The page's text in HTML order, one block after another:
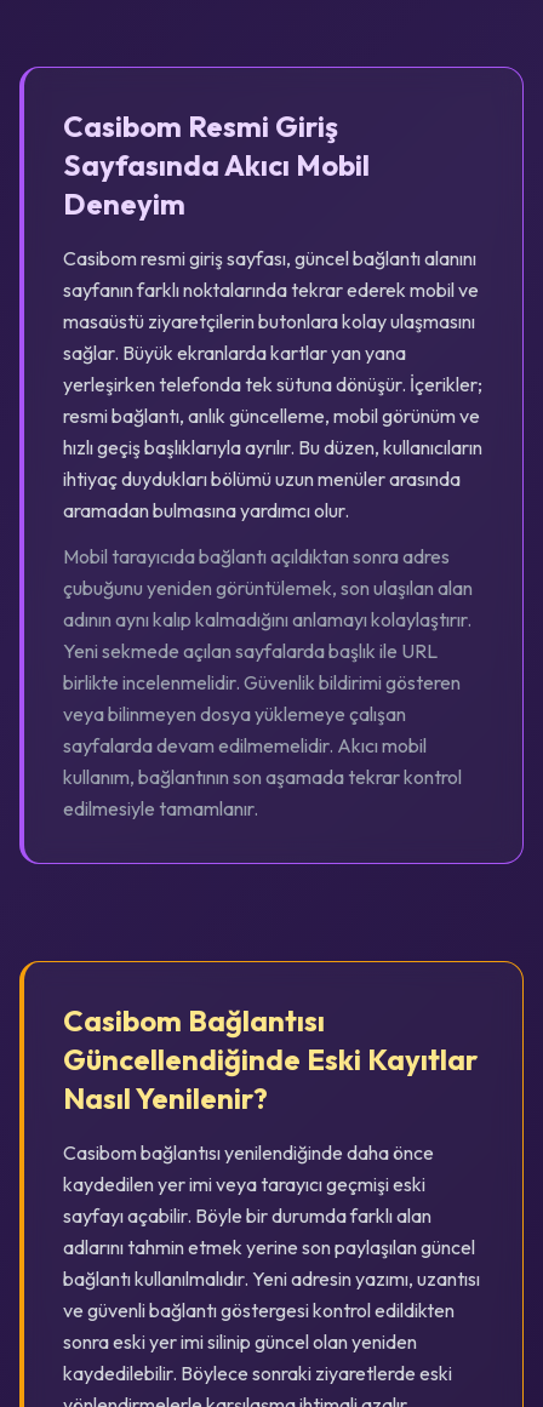
Casibom Resmi Giriş
Sayfasında Akıcı Mobil
Deneyim
Casibom resmi giriş sayfası, güncel bağlantı alanını
sayfanın farklı noktalarında tekrar ederek mobil ve
masaüstü ziyaretçilerin butonlara kolay ulaşmasını
sağlar. Büyük ekranlarda kartlar yan yana
yerleşirken telefonda tek sütuna dönüşür. İçerikler;
resmi bağlantı, anlık güncelleme, mobil görünüm ve
hızlı geçiş başlıklarıyla ayrılır. Bu düzen, kullanıcıların
ihtiyaç duydukları bölümü uzun menüler arasında
aramadan bulmasına yardımcı olur.
Mobil tarayıcıda bağlantı açıldıktan sonra adres
çubuğunu yeniden görüntülemek, son ulaşılan alan
adının aynı kalıp kalmadığını anlamayı kolaylaştırır.
Yeni sekmede açılan sayfalarda başlık ile URL
birlikte incelenmelidir. Güvenlik bildirimi gösteren
veya bilinmeyen dosya yüklemeye çalışan
sayfalarda devam edilmemelidir. Akıcı mobil
kullanım, bağlantının son aşamada tekrar kontrol
edilmesiyle tamamlanır.
Casibom Bağlantısı
Güncellendiğinde Eski Kayıtlar
Nasıl Yenilenir?
Casibom bağlantısı yenilendiğinde daha önce
kaydedilen yer imi veya tarayıcı geçmişi eski
sayfayı açabilir. Böyle bir durumda farklı alan
adlarını tahmin etmek yerine son paylaşılan güncel
bağlantı kullanılmalıdır. Yeni adresin yazımı, uzantısı
ve güvenli bağlantı göstergesi kontrol edildikten
sonra eski yer imi silinip güncel olan yeniden
kaydedilebilir. Böylece sonraki ziyaretlerde eski